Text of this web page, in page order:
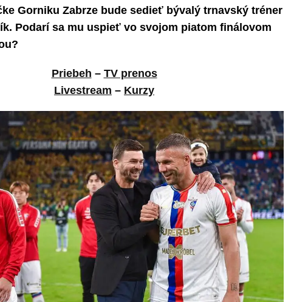
Gorniku Zabrze bude sedieť bývalý trnavský tréner
Podarí sa mu uspieť vo svojom piatom finálovom
Priebeh – TV prenos
Livestream – Kurzy